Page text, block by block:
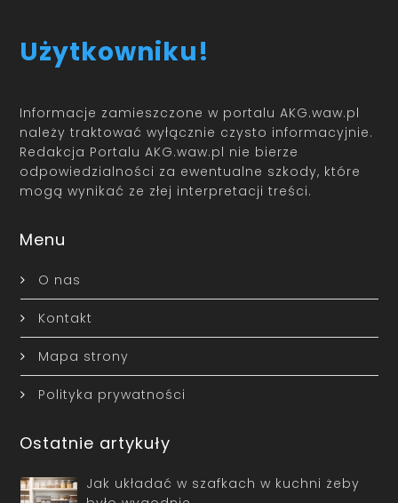
Użytkowniku!
Informacje zamieszczone w portalu AKG.waw.pl
należy traktować wyłącznie czysto informacyjnie.
Redakcja Portalu AKG.waw.pl nie bierze
odpowiedzialności za ewentualne szkody, które
mogą wynikać ze złej interpretacji treści.
Menu
O nas
Kontakt
Mapa strony
Polityka prywatności
Ostatnie artykuły
Jak układać w szafkach w kuchni żeby